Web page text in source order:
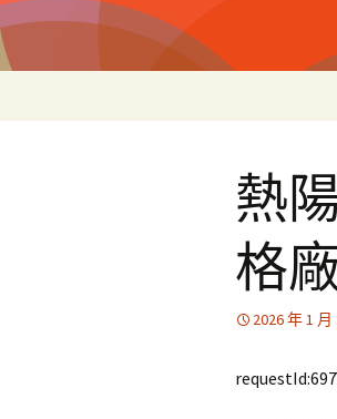
熱
格
2026 年 1 月